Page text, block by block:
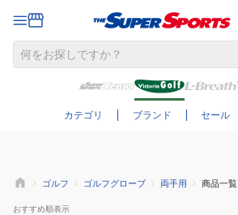
カテゴリ ブランド セール
さらに絞り込む
ゴルフ ゴルフグローブ 両手用 商品一覧
おすすめ順表示